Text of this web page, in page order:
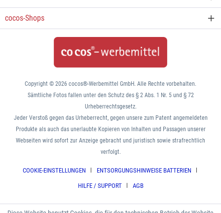
cocos-Shops
COOKIE-EINSTELLUNGEN ENTSORGUNGSHINWEISE BATTERIEN
HILFE / SUPPORT AGB
Copyright © 2026 cocos®-Werbemittel GmbH. Alle Rechte vorbehalten.
Sämtliche Fotos fallen unter den Schutz des § 2 Abs. 1 Nr. 5 und § 72
Urheberrechtsgesetz.
Jeder Verstoß gegen das Urheberrecht, gegen unsere zum Patent angemeldeten
Produkte als auch das unerlaubte Kopieren von Inhalten und Passagen unserer
Webseiten wird sofort zur Anzeige gebracht und juristisch sowie strafrechtlich
verfolgt.